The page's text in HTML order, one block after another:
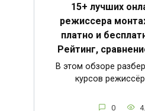
15+ лучших
режиссера
платно и
Рейтинг,
В этом обзоре
курсов
0